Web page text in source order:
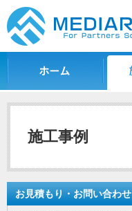
施工事例
お見積もり・お問い合わせ